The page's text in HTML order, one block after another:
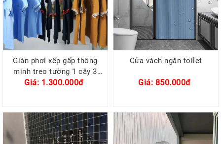
Giàn phơi xếp gấp thông
minh treo tường 1 cây 3
đốt
Giá: 1.300.000đ
Cửa vách ngăn toilet
Giá: 850.000đ